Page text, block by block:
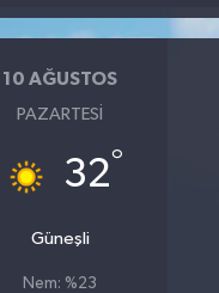
10 AĞUSTOS
PAZARTESI
32°
Güneşli
Nem: %23